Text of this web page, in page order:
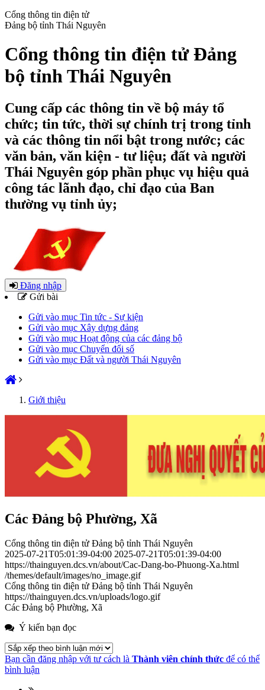
Cổng thông tin điện tử
Đảng bộ tỉnh Thái Nguyên
Cổng thông tin điện tử Đảng
bộ tỉnh Thái Nguyên
Cung cấp các thông tin về bộ máy tổ
chức; tin tức, thời sự chính trị trong tỉnh
và các thông tin nổi bật trong nước; các
văn bản, văn kiện - tư liệu; đất và người
Thái Nguyên góp phần phục vụ hiệu quả
công tác lãnh đạo, chỉ đạo của Ban
thường vụ tỉnh ủy;
Đăng nhập
Gửi bài
Gửi vào mục Tin tức - Sự kiện
Gửi vào mục Xây dựng đảng
Gửi vào mục Hoạt động của các đảng bộ
Gửi vào mục Chuyển đổi số
Gửi vào mục Đất và người Thái Nguyên
Giới thiệu
Các Đảng bộ Phường, Xã
Cổng thông tin điện tử Đảng bộ tỉnh Thái Nguyên
2025-07-21T05:01:39-04:00 2025-07-21T05:01:39-04:00
https://thainguyen.dcs.vn/about/Cac-Dang-bo-Phuong-Xa.html
/themes/default/images/no_image.gif
Cổng thông tin điện tử Đảng bộ tỉnh Thái Nguyên
https://thainguyen.dcs.vn/uploads/logo.gif
Các Đảng bộ Phường, Xã
Ý kiến bạn đọc
Bạn cần đăng nhập với tư cách là Thành viên chính thức để có thể
bình luận